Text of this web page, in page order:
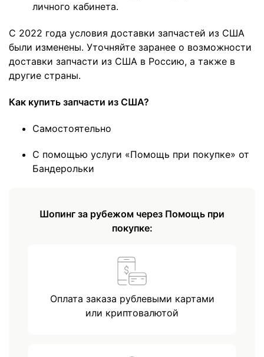
личного кабинета.
C 2022 года условия доставки запчастей из США
были изменены. Уточняйте заранее о возможности
доставки запчасти из США в Россию, а также в
другие страны.
Как купить запчасти из США?
Самостоятельно
С помощью услуги «Помощь при покупке» от
Бандерольки
Шопинг за рубежом через Помощь при
покупке:
Оплата заказа рублевыми картами
или криптовалютой